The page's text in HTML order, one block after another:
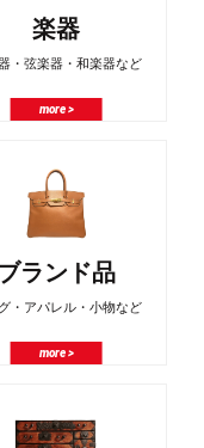
楽器
・弦楽器・和楽器など
more >
ランド品
・アパレル・小物など
more >